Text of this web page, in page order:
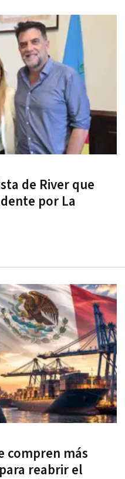
de River que
por La
compren más
reabrir el